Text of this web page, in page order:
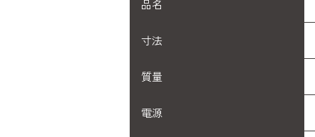
品名
寸法
質量
電源